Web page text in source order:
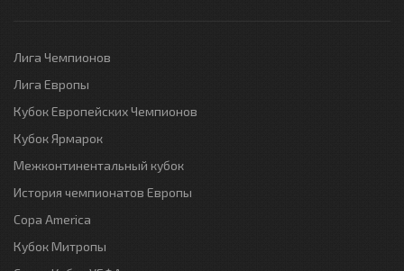
Лига Чемпионов
Лига Европы
Кубок Европейских Чемпионов
Кубок Ярмарок
Межконтинентальный кубок
История чемпионатов Европы
Copa America
Кубок Митропы